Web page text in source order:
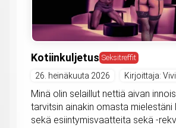
Kotiinkuljetus Seksitreffit
26. heinäkuuta 2026 Kirjoittaja:
Minä olin selaillut nettiä aivan
tarvitsin ainakin omasta mielestäni
sekä esiintymisvaatteita sekä -